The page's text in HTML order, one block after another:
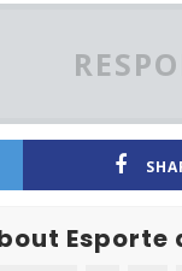
Esporte